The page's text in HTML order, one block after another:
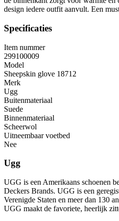
design iedere outfit aanvult. Een
Specificaties
Item nummer
299100009
Model
Sheepskin glove 18712
Merk
Ugg
Buitenmateriaal
Suede
Binnenmateriaal
Scheerwol
Uitneembaar voetbed
Nee
Ugg
UGG is een Amerikaans schoenen
Deckers Brands. UGG is een
Verenigde Staten en meer dan 130
UGG maakt de favoriete, heerlijk